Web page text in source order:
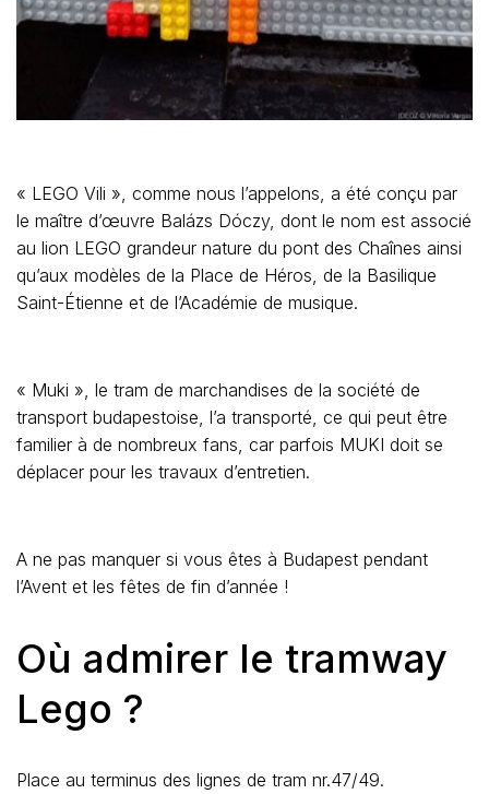
« LEGO Vili », comme nous l’appelons, a été conçu par
le maître d’œuvre Balázs Dóczy, dont le nom est associé
au lion LEGO grandeur nature du pont des Chaînes ainsi
qu’aux modèles de la Place de Héros, de la Basilique
Saint-Étienne et de l’Académie de musique.
« Muki », le tram de marchandises de la société de
transport budapestoise, l’a transporté, ce qui peut être
familier à de nombreux fans, car parfois MUKI doit se
déplacer pour les travaux d’entretien.
A ne pas manquer si vous êtes à Budapest pendant
l’Avent et les fêtes de fin d’année !
Où admirer le tramway
Lego ?
Place au terminus des lignes de tram nr.47/49.